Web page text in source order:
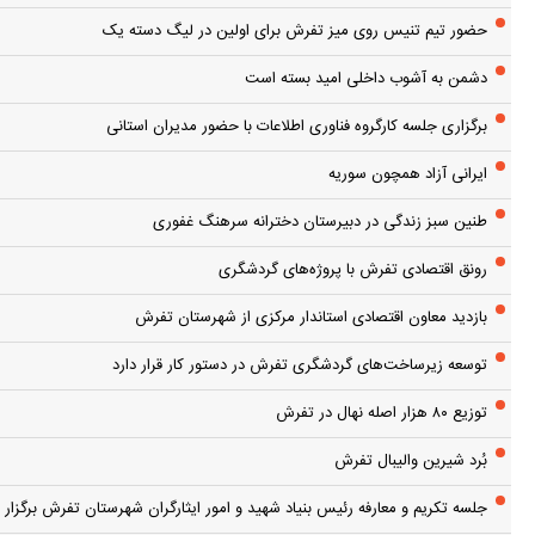
حضور تیم تنیس روی میز تفرش برای اولین در لیگ دسته یک
دشمن به آشوب داخلی امید بسته است
برگزاری جلسه کارگروه فناوری اطلاعات با حضور مدیران استانی
ایرانی آزاد همچون سوریه
طنین سبز زندگی در دبیرستان دخترانه سرهنگ غفوری
رونق اقتصادی تفرش با پروژه‌های گردشگری
بازدید معاون اقتصادی استاندار مرکزی از شهرستان تفرش
توسعه زیرساخت‌های گردشگری تفرش در دستور کار قرار دارد
توزیع ۸۰ هزار اصله نهال در تفرش
بُرد شیرین والیبال تفرش
جلسه تکریم و معارفه رئیس بنیاد شهید و امور ایثارگران شهرستان تفرش